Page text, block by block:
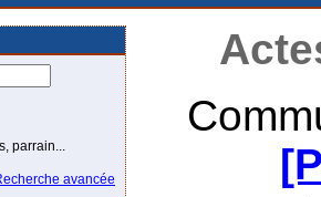
parrain...
avancée